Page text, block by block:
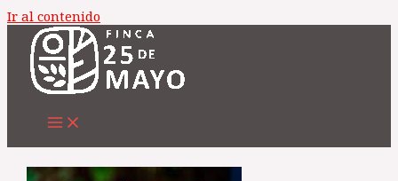
Ir al contenido